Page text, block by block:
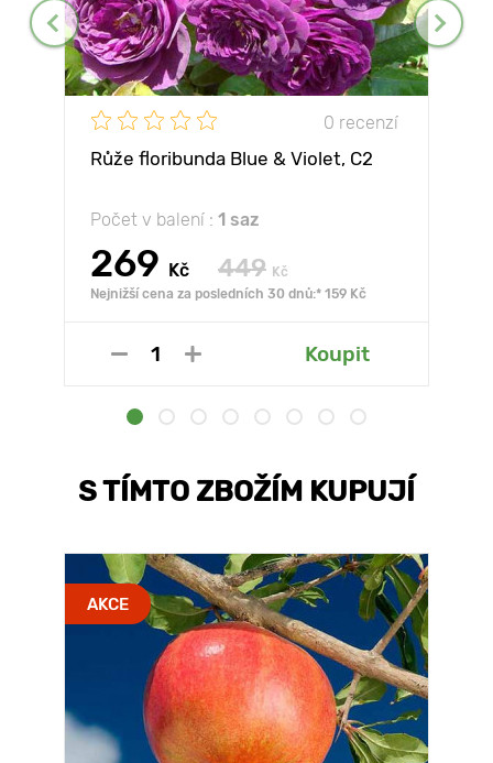
0 recenzí
Růže floribunda Blue & Violet, C2
Počet v balení : 1 saz
269 Kč 449 Kč
Nejnižší cena za posledních 30 dnů:* 159 Kč
Koupit
S TÍMTO ZBOŽÍM KUPUJÍ
AKCE